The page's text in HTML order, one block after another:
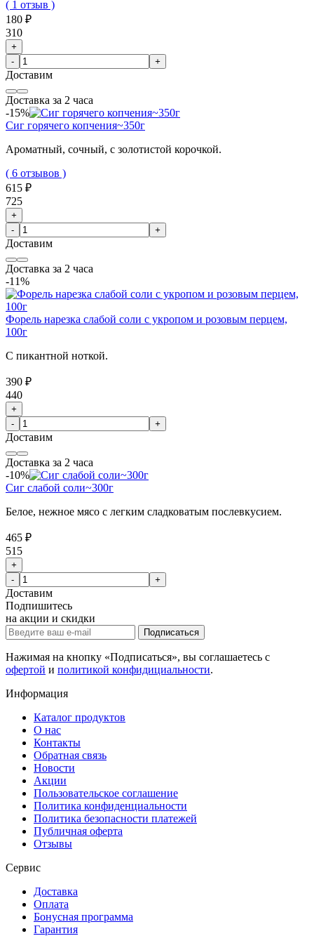
( 1 отзыв )
180 ₽
310
+
-
+
Доставим
Доставка за 2 часа
-15%
Сиг горячего копчения~350г
Ароматный, сочный, с золотистой корочкой.
( 6 отзывов )
615 ₽
725
+
-
+
Доставим
Доставка за 2 часа
-11%
Форель нарезка слабой соли с укропом и розовым перцем,
100г
С пикантной ноткой.
390 ₽
440
+
-
+
Доставим
Доставка за 2 часа
-10%
Сиг слабой соли~300г
Белое, нежное мясо с легким сладковатым послевкусием.
465 ₽
515
+
-
+
Доставим
Подпишитесь
на акции и скидки
Подписаться
Нажимая на кнопку «Подписаться», вы соглашаетесь с
офертой и политикой конфидициальности.
Информация
Каталог продуктов
О нас
Контакты
Обратная связь
Новости
Акции
Пользовательское соглашение
Политика конфиденциальности
Политика безопасности платежей
Публичная оферта
Отзывы
Сервис
Доставка
Оплата
Бонусная программа
Гарантия